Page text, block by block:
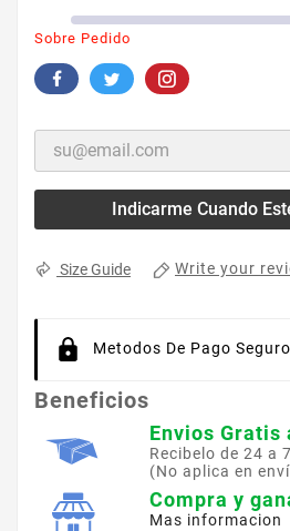
Sobre Pedido
Indicarme Cuando
Size Guide Write your
Metodos De Pago
Beneficios
Envios Gratis
Recibelo de 24 a
(No aplica en
Compra y
Mas informacion